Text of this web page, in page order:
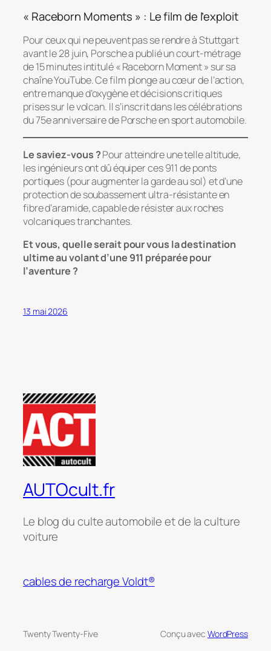
« Raceborn Moments » : Le film de l’exploit
Pour ceux qui ne peuvent pas se rendre à Stuttgart
avant le 28 juin, Porsche a publié un court-métrage
de 15 minutes intitulé« Raceborn Moment » sur sa
chaîne YouTube. Ce film plonge au cœur de l’action,
entre manque d’oxygène et décisions critiques
prises sur le volcan. Il s’inscrit dans les célébrations
du 75e anniversaire de Porsche en sport automobile.
Le saviez-vous ?Pour atteindre une telle altitude,
les ingénieurs ont dû équiper ces 911 de ponts
portiques (pour augmenter la garde au sol) et d’une
protection de soubassement ultra-résistante en
fibre d’aramide, capable de résister aux roches
volcaniques tranchantes.
Et vous, quelle serait pour vous la destination
ultime au volant d’une 911 préparée pour
l’aventure ?
13 mai 2026
AUTOcult.fr
Le blog du culte automobile et de la culture
voiture
cables de recharge Voldt®
Twenty Twenty-Five Conçu avec WordPress